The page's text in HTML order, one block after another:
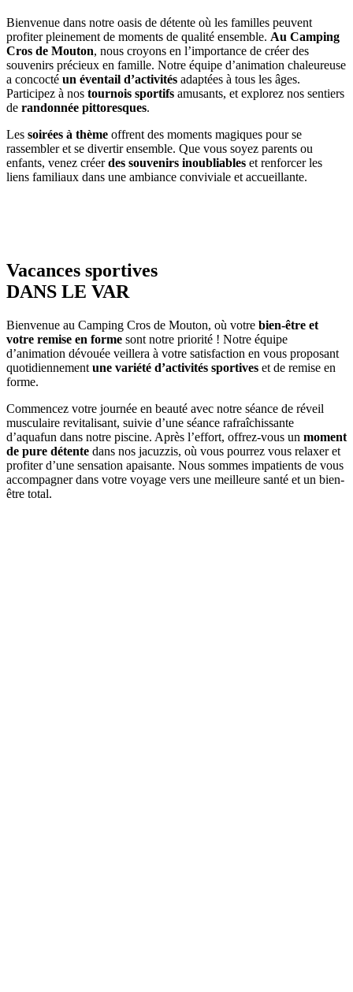
Bienvenue dans notre oasis de détente où les familles peuvent
profiter pleinement de moments de qualité ensemble. Au Camping
Cros de Mouton, nous croyons en l’importance de créer des
souvenirs précieux en famille. Notre équipe d’animation chaleureuse
a concocté un éventail d’activités adaptées à tous les âges.
Participez à nos tournois sportifs amusants, et explorez nos sentiers
de randonnée pittoresques.
Les soirées à thème offrent des moments magiques pour se
rassembler et se divertir ensemble. Que vous soyez parents ou
enfants, venez créerdes souvenirs inoubliables et renforcer les
liens familiaux dans une ambiance conviviale et accueillante.
Vacances sportives
DANS LE VAR
Bienvenue au Camping Cros de Mouton, où votre bien-être et
votre remise en forme sont notre priorité ! Notre équipe
d’animation dévouée veillera à votre satisfaction en vous proposant
quotidiennement une variété d’activités sportives et de remise en
forme.
Commencez votre journée en beauté avec notre séance de réveil
musculaire revitalisant, suivie d’une séance rafraîchissante
d’aquafun dans notre piscine. Après l’effort, offrez-vous un moment
de pure détente dans nos jacuzzis, où vous pourrez vous relaxer et
profiter d’une sensation apaisante. Nous sommes impatients de vous
accompagner dans votre voyage vers une meilleure santé et un bien-
être total.